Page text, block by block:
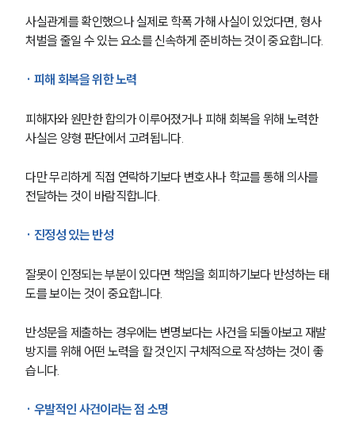
학교폭력전문변호사
언론보도
공지사항
법률 블로그
법률서식
뉴스레터/브로슈어
세미나
대륜법률상담예약
사실관계를 확인했으나 실제로 학폭 가해 사실이 있었다면, 형사
처벌을 줄일 수 있는 요소를 신속하게 준비하는 것이 중요합니다.
· 피해 회복을 위한 노력
피해자와 원만한 합의가 이루어졌거나 피해 회복을 위해 노력한
사실은 양형 판단에서 고려됩니다.
다만 무리하게 직접 연락하기보다 변호사나 학교를 통해 의사를
전달하는 것이 바람직합니다.
· 진정성 있는 반성
잘못이 인정되는 부분이 있다면 책임을 회피하기보다 반성하는 태
도를 보이는 것이 중요합니다.
반성문을 제출하는 경우에는 변명보다는 사건을 되돌아보고 재발
방지를 위해 어떤 노력을 할 것인지 구체적으로 작성하는 것이 좋
습니다.
· 우발적인 사건이라는 점 소명